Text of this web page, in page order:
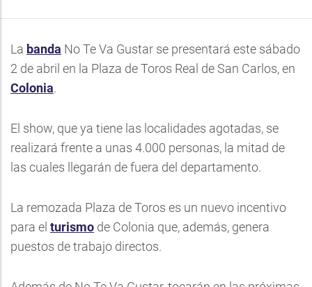
La banda No Te Va Gustar se presentará este sábado
2 de abril en la Plaza de Toros Real de San Carlos, en
Colonia.
El show, que ya tiene las localidades agotadas, se
realizará frente a unas 4.000 personas, la mitad de
las cuales llegarán de fuera del departamento.
La remozada Plaza de Toros es un nuevo incentivo
para el turismo de Colonia que, además, genera
puestos de trabajo directos.